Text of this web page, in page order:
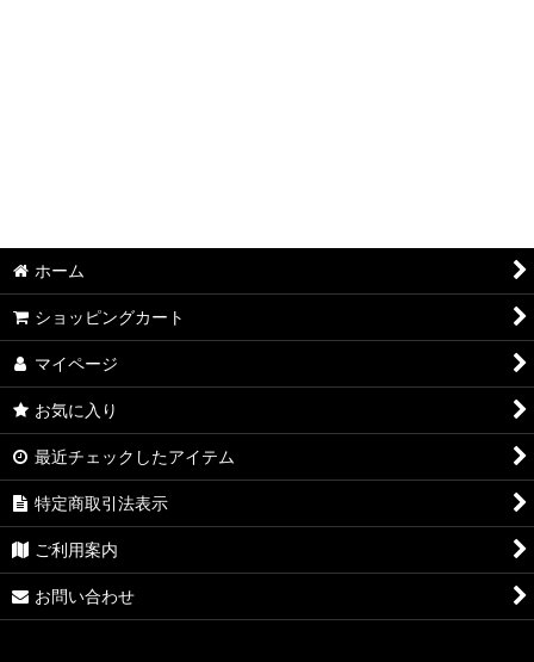
ホーム
ショッピングカート
マイページ
お気に入り
最近チェックしたアイテム
特定商取引法表示
ご利用案内
お問い合わせ